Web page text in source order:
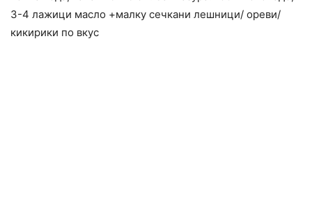
3-4 лажици масло +малку сечкани лешници/ ореви/
кикирики по вкус